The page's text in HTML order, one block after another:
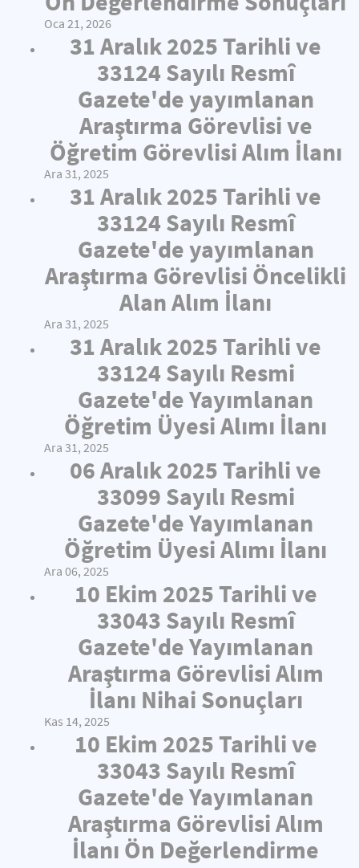
Oca 21, 2026
31 Aralık 2025 Tarihli ve
33124 Sayılı Resmî
Gazete'de yayımlanan
Araştırma Görevlisi ve
Öğretim Görevlisi Alım İlanı
Ara 31, 2025
31 Aralık 2025 Tarihli ve
33124 Sayılı Resmî
Gazete'de yayımlanan
Araştırma Görevlisi Öncelikli
Alan Alım İlanı
Ara 31, 2025
31 Aralık 2025 Tarihli ve
33124 Sayılı Resmi
Gazete'de Yayımlanan
Öğretim Üyesi Alımı İlanı
Ara 31, 2025
06 Aralık 2025 Tarihli ve
33099 Sayılı Resmi
Gazete'de Yayımlanan
Öğretim Üyesi Alımı İlanı
Ara 06, 2025
10 Ekim 2025 Tarihli ve
33043 Sayılı Resmî
Gazete'de Yayımlanan
Araştırma Görevlisi Alım
İlanı Nihai Sonuçları
Kas 14, 2025
10 Ekim 2025 Tarihli ve
33043 Sayılı Resmî
Gazete'de Yayımlanan
Araştırma Görevlisi Alım
İlanı Ön Değerlendirme